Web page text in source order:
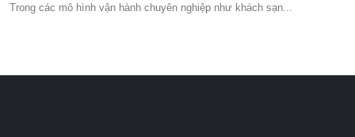
Trong các mô hình vận hành chuyên nghiệp như khách sạn...